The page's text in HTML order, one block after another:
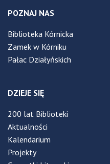
POZNAJ NAS
Biblioteka Kórnicka
Zamek w Kórniku
Pałac Działyńskich
DZIEJE SIĘ
200 lat Biblioteki
Aktualności
Kalendarium
Projekty